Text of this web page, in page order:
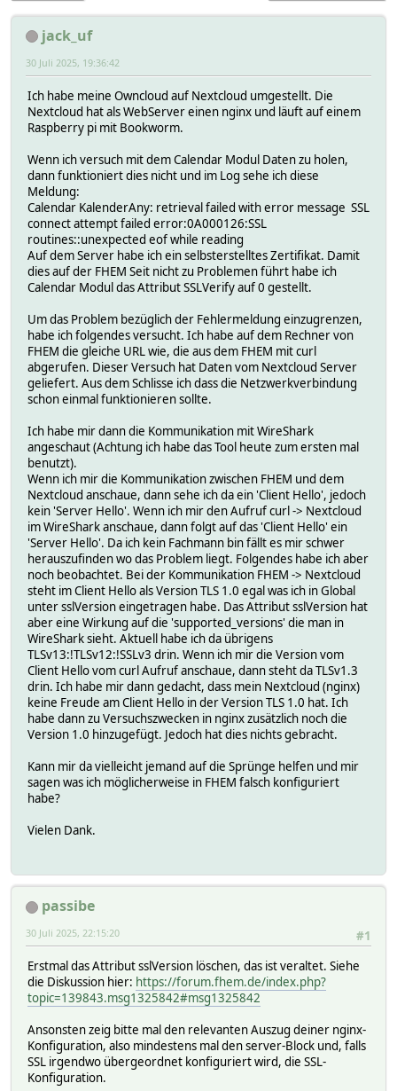
jack_uf
30 Juli 2025, 19:36:42
Ich habe meine Owncloud auf Nextcloud umgestellt. Die
Nextcloud hat als WebServer einen nginx und läuft auf einem
Raspberry pi mit Bookworm.
Wenn ich versuch mit dem Calendar Modul Daten zu holen,
dann funktioniert dies nicht und im Log sehe ich diese
Meldung:
Calendar KalenderAny: retrieval failed with error message SSL
connect attempt failed error:0A000126:SSL
routines::unexpected eof while reading
Auf dem Server habe ich ein selbsterstelltes Zertifikat. Damit
dies auf der FHEM Seit nicht zu Problemen führt habe ich
Calendar Modul das Attribut SSLVerify auf 0 gestellt.
Um das Problem bezüglich der Fehlermeldung einzugrenzen,
habe ich folgendes versucht. Ich habe auf dem Rechner von
FHEM die gleiche URL wie, die aus dem FHEM mit curl
abgerufen. Dieser Versuch hat Daten vom Nextcloud Server
geliefert. Aus dem Schlisse ich dass die Netzwerkverbindung
schon einmal funktionieren sollte.
Ich habe mir dann die Kommunikation mit WireShark
angeschaut (Achtung ich habe das Tool heute zum ersten mal
benutzt).
Wenn ich mir die Kommunikation zwischen FHEM und dem
Nextcloud anschaue, dann sehe ich da ein 'Client Hello', jedoch
kein 'Server Hello'. Wenn ich mir den Aufruf curl -> Nextcloud
im WireShark anschaue, dann folgt auf das 'Client Hello' ein
'Server Hello'. Da ich kein Fachmann bin fällt es mir schwer
herauszufinden wo das Problem liegt. Folgendes habe ich aber
noch beobachtet. Bei der Kommunikation FHEM -> Nextcloud
steht im Client Hello als Version TLS 1.0 egal was ich in Global
unter sslVersion eingetragen habe. Das Attribut sslVersion hat
aber eine Wirkung auf die 'supported_versions' die man in
WireShark sieht. Aktuell habe ich da übrigens
TLSv13:!TLSv12:!SSLv3 drin. Wenn ich mir die Version vom
Client Hello vom curl Aufruf anschaue, dann steht da TLSv1.3
drin. Ich habe mir dann gedacht, dass mein Nextcloud (nginx)
keine Freude am Client Hello in der Version TLS 1.0 hat. Ich
habe dann zu Versuchszwecken in nginx zusätzlich noch die
Version 1.0 hinzugefügt. Jedoch hat dies nichts gebracht.
Kann mir da vielleicht jemand auf die Sprünge helfen und mir
sagen was ich möglicherweise in FHEM falsch konfiguriert
habe?
Vielen Dank.
passibe
#1
30 Juli 2025, 22:15:20
Erstmal das Attribut sslVersion löschen, das ist veraltet. Siehe
die Diskussion hier: https://forum.fhem.de/index.php?
topic=139843.msg1325842#msg1325842
Ansonsten zeig bitte mal den relevanten Auszug deiner nginx-
Konfiguration, also mindestens mal den server-Block und, falls
SSL irgendwo übergeordnet konfiguriert wird, die SSL-
Konfiguration.